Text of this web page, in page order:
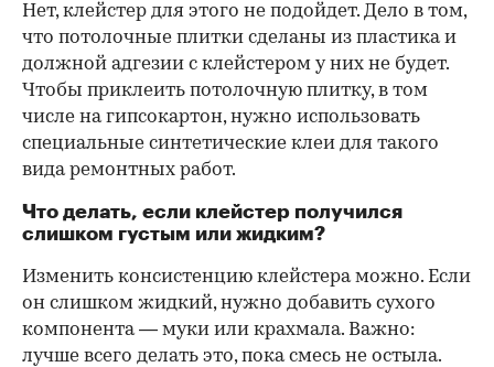
Нет, клейстер для этого не подойдет. Дело в том,
что потолочные плитки сделаны из пластика и
должной адгезии с клейстером у них не будет.
Чтобы приклеить потолочную плитку, в том
числе на гипсокартон, нужно использовать
специальные синтетические клеи для такого
вида ремонтных работ.
Что делать, если клейстер получился
слишком густым или жидким?
Изменить консистенцию клейстера можно. Если
он слишком жидкий, нужно добавить сухого
компонента — муки или крахмала. Важно:
лучше всего делать это, пока смесь не остыла.